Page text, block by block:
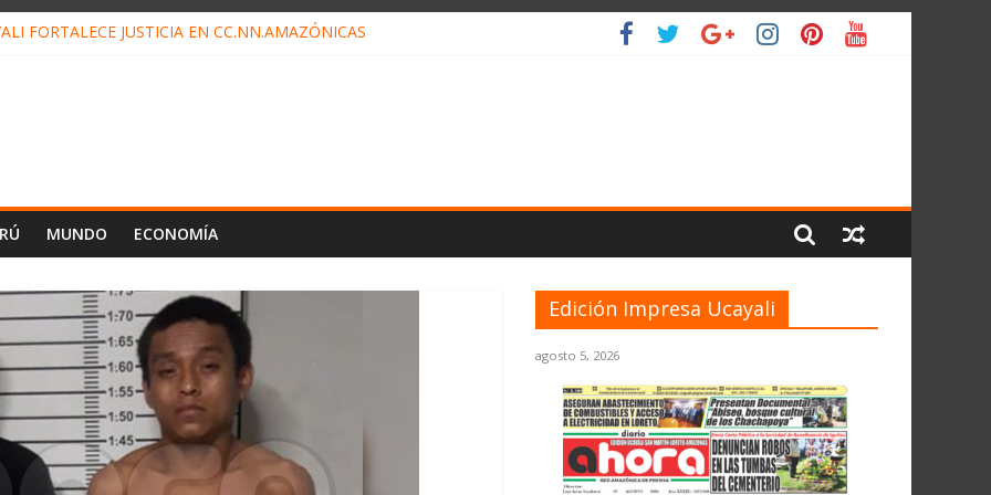
FORTALECE JUSTICIA EN CC.NN.AMAZÓNICAS
MUNDO ECONOMÍA
Edición Impresa Ucayali
agosto 5, 2026